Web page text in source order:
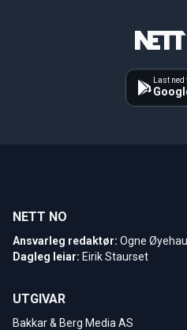
Last ned
NETT NO
Ansvarleg redaktør: Ogne
Dagleg leiar: Eirik Staurset
UTGIVAR
Bakkar & Berg Media AS